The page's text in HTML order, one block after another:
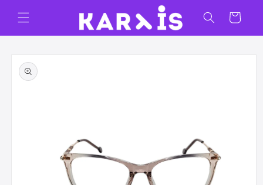
directamente
al contenido
Carrito
información
del producto